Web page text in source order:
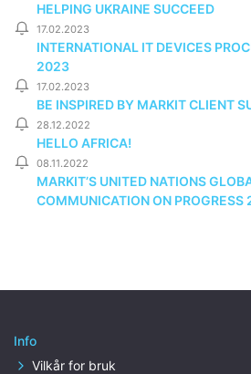
HELPING UKRAINE SUCCEED
17.02.2023
INTERNATIONAL IT DEVICES
2023
17.02.2023
BE INSPIRED BY MARKIT CLIENT
28.12.2022
HELLO AFRICA!
08.11.2022
MARKIT’S UNITED NATIONS
COMMUNICATION ON PROGRESS
Info
Vilkår for bruk